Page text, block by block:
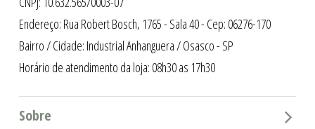
Endereço: Rua Robert Bosch, 1765 - Sala 40 - Cep: 06276-170
Bairro / Cidade: Industrial Anhanguera / Osasco - SP
Horário de atendimento da loja: 08h30 as 17h30
Sobre